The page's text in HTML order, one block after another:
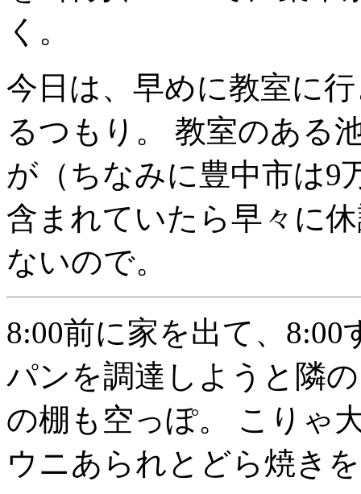
く。
今日は、早めに教室に
るつもり。 教室のある
が（ちなみに豊中市は9
含まれていたら早々に
ないので。
8:00前に家を出て、
パンを調達しようと隣
の棚も空っぽ。 こりゃ
ウニあられとどら焼き